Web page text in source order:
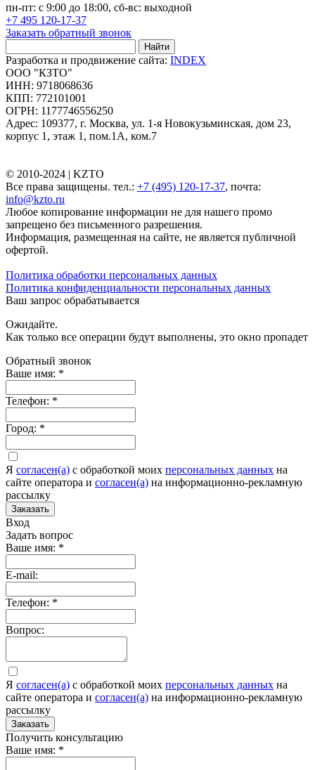
пн-пт: с 9:00 до 18:00, сб-вс: выходной
+7 495 120-17-37
Заказать обратный звонок
Найти
Разработка и продвижение сайта: INDEX
ООО "КЗТО"
ИНН: 9718068636
КПП: 772101001
ОГРН: 1177746556250
Адрес: 109377, г. Москва, ул. 1-я Новокузьминская, дом 23,
корпус 1, этаж 1, пом.1А, ком.7
© 2010-2024 | KZTO
Все права защищены. тел.: +7 (495) 120-17-37, почта:
info@kzto.ru
Любое копирование информации не для нашего промо
запрещено без письменного разрешения.
Информация, размещенная на сайте, не является публичной
офертой.
Политика обработки персональных данных
Политика конфиденциальности персональных данных
Ваш запрос обрабатывается
Ожидайте.
Как только все операции будут выполнены, это окно пропадет
Обратный звонок
Ваше имя: *
Телефон: *
Город: *
Я согласен(а) c обработкой моих персональных данных на
сайте оператора и согласен(а) на информационно-рекламную
рассылку
Заказать
Вход
Задать вопрос
Ваше имя: *
E-mail:
Телефон: *
Вопрос:
Я согласен(а) c обработкой моих персональных данных на
сайте оператора и согласен(а) на информационно-рекламную
рассылку
Заказать
Получить консультацию
Ваше имя: *